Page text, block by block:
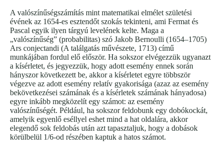
A valószínűségszámítás mint matematikai elmélet születési
évének az 1654-es esztendőt szokás tekinteni, ami Fermat és
Pascal egyik ilyen tárgyú levelének kelte. Maga a
„valószínűség” (probabilitas) szó Jakob Bernoulli (1654–1705)
Ars conjectandi (A találgatás művészete, 1713) című
munkájában fordul elő először. Ha sokszor elvégezzük ugyanazt
a kísérletet, és jegyezzük, hogy adott esemény ennek során
hányszor következett be, akkor a kísérletet egyre többször
végezve az adott esemény relatív gyakorisága (azaz az esemény
bekövetkezései számának és a kísérletek számának hányadosa)
egyre inkább megközelít egy számot: az esemény
valószínűségét. Például, ha sokszor feldobunk egy dobókockát,
amelyik egyenlő eséllyel eshet mind a hat oldalára, akkor
elegendő sok feldobás után azt tapasztaljuk, hogy a dobások
körülbelül 1/6-od részében kaptuk a hatos számot.